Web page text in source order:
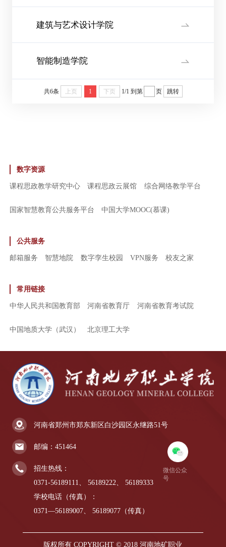
建筑与艺术设计学院
智能制造学院
共6条 上页 1 下页 1/1 到第 页 跳转
河南省郑州市郑东新区白沙园区永继路51号
邮编：451464
招生热线：
0371-56189111、
56189222、
56189333
学校电话（传真）：
0371—56189007、
56189077（传真）
数字资源
课程思政教学研究中心 课程思政云展馆 综合网络教学平台
国家智慧教育公共服务平台 中国大学MOOC(慕课)
公共服务
邮箱服务 智慧地院 数字孪生校园 VPN服务 校友之家
常用链接
中华人民共和国教育部 河南省教育厅 河南省教育考试院
中国地质大学（武汉） 北京理工大学
微信公众
号
版权所有 COPYRIGHT © 2018 河南地矿职业